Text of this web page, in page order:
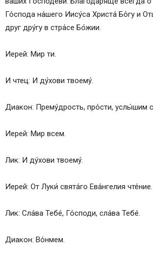
Го́спода на́шего Иису́са Христа́ Бо́гу и
друг дру́гу в стра́се Бо́жии.
Иерей: Мир ти.
И чтец: И ду́хови твоему́.
Диакон: Прему́дрость, про́сти, услы́шим
Иерей: Мир всем.
Лик: И ду́хови твоему́.
Иерей: От Луки́ свята́го Ева́нгелия чте́ние.
Лик: Сла́ва Тебе́, Го́споди, сла́ва Тебе́.
Диакон: Во́нмем.